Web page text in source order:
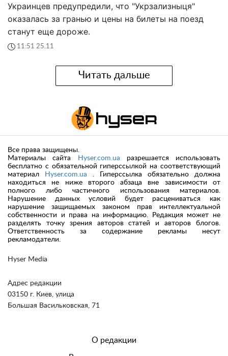
Украинцев предупредили, что "Укрзализныця"
оказалась за гранью и цены на билеты на поезд
станут еще дороже.
11:51 25.11
Читать дальше
Hyser Media
Адрес редакции
03150 г. Киев, улица
Большая Васильковская, 71
Все права защищены.
Материалы сайта
Hyser.com.ua разрешается использовать
бесплатно с обязательной гиперссылкой на соответствующий
материал
Hyser.com.ua . Гиперссылка обязательно должна
находиться не ниже второго абзаца вне зависимости от
полного либо частичного использования материалов.
Нарушение данных условий будет расцениваться как
нарушение защищаемых законом прав интеллектуальной
собственности и права на информацию. Редакция может не
разделять точку зрения авторов статей и авторов блогов.
Ответственность за содержание рекламы несут
рекламодатели.
О редакции